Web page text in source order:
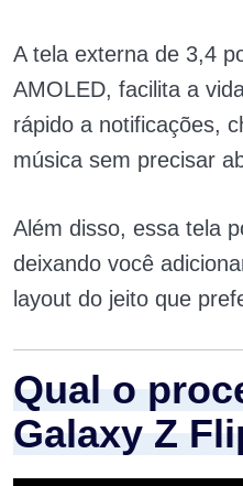
A tela externa de 3,4
AMOLED, facilita a
rápido a notificações,
música sem precisar
Além disso, essa tela
deixando você
layout do jeito que
Qual o
Galaxy Z